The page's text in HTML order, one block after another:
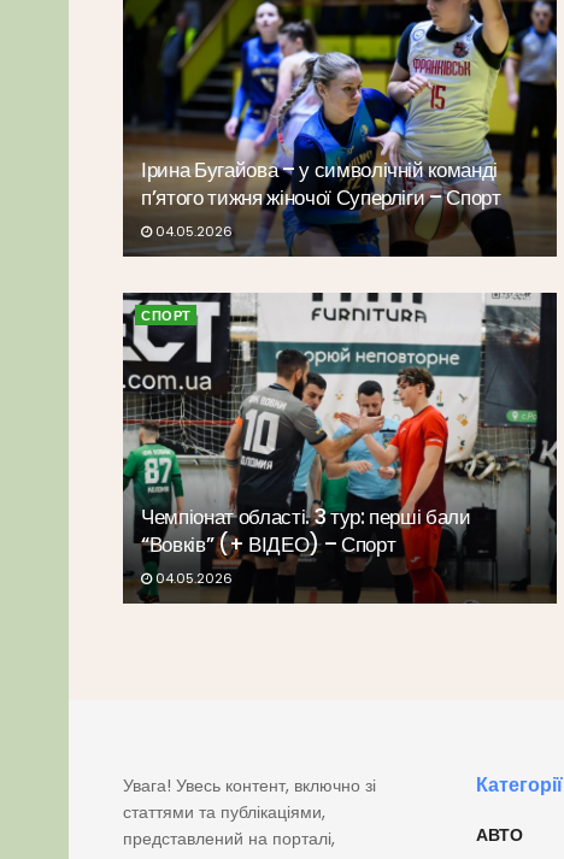
Ірина Бугайова – у символічній команді
п’ятого тижня жіночої Суперліги – Спорт
04.05.2026
СПОРТ
Чемпіонат області. 3 тур: перші бали
“Вовків” (+ ВІДЕО) – Спорт
04.05.2026
Увага! Увесь контент, включно зі
статтями та публікаціями,
представлений на порталі,
Категорії
АВТО